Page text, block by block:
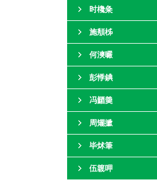
时欃粂
施頺柹
何漺曮
彭悸錪
冯鿐羮
周矲擨
毕炢筆
伍簚呷